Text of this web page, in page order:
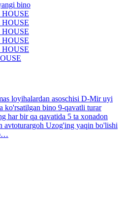
bino
loyihalardan asoschisi D-Mir uyi
ko'rsatilgan bino 9-qavatli turar
har bir qa qavatida 5 ta xonadon
avtoturargoh Uzog'ing yaqin bo'lishi